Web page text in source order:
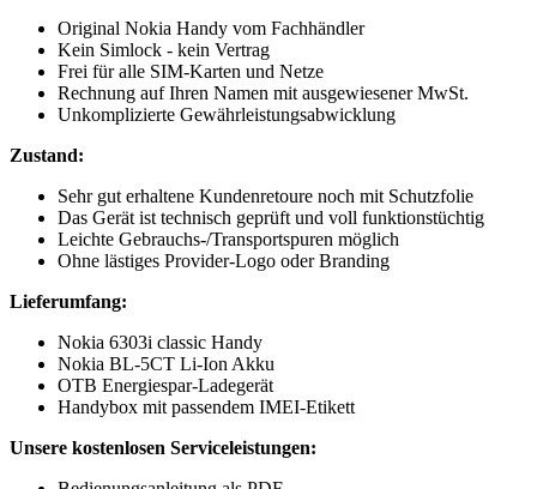
Original Nokia Handy vom Fachhändler
Kein Simlock - kein Vertrag
Frei für alle SIM-Karten und Netze
Rechnung auf Ihren Namen mit ausgewiesener MwSt.
Unkomplizierte Gewährleistungsabwicklung
Zustand:
Sehr gut erhaltene Kundenretoure noch mit Schutzfolie
Das Gerät ist technisch geprüft und voll funktionstüchtig
Leichte Gebrauchs-/Transportspuren möglich
Ohne lästiges Provider-Logo oder Branding
Lieferumfang:
Nokia 6303i classic Handy
Nokia BL-5CT Li-Ion Akku
OTB Energiespar-Ladegerät
Handybox mit passendem IMEI-Etikett
Unsere kostenlosen Serviceleistungen: